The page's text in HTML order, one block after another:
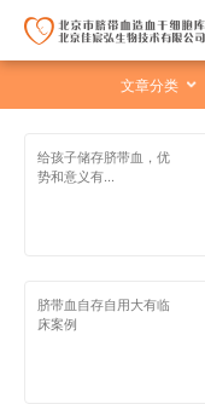
文章分类
给孩子储存脐带血，优
势和意义有...
脐带血自存自用大有临
床案例